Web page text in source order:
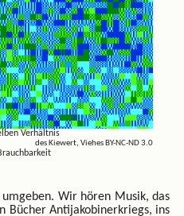
Verhältnis
des Kiewert, Viehes BY-NC-ND 3.0
Wir hören Musik, das
Bücher Antijakobinerkriegs, ins